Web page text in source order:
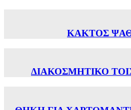
ΚΑΚΤΟΣ
ΔΙΑΚΟΣΜΗΤΙΚΟ